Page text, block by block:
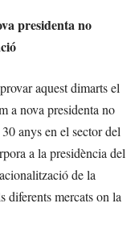
presidenta no
aquest dimarts el
a nova presidenta no
anys en el sector del
a la presidència del
de la
diferents mercats on la